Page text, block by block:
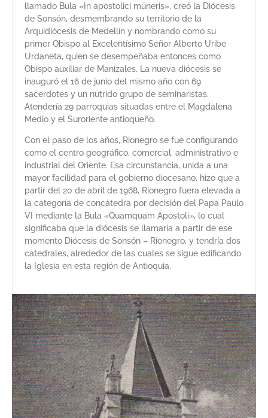
llamado Bula «In apostolici múneris», creó la Diócesis
de Sonsón, desmembrando su territorio de la
Arquidiócesis de Medellín y nombrando como su
primer Obispo al Excelentísimo Señor Alberto Uribe
Urdaneta, quien se desempeñaba entonces como
Obispo auxiliar de Manizales. La nueva diócesis se
inauguró el 16 de junio del mismo año con 69
sacerdotes y un nutrido grupo de seminaristas.
Atendería 29 parroquias situadas entre el Magdalena
Medio y el Suroriente antioqueño.
Con el paso de los años, Rionegro se fue configurando
como el centro geográfico, comercial, administrativo e
industrial del Oriente. Esa circunstancia, unida a una
mayor facilidad para el gobierno diocesano, hizo que a
partir del 20 de abril de 1968, Rionegro fuera elevada a
la categoría de concátedra por decisión del Papa Paulo
VI mediante la Bula «Quamquam Apostoli», lo cual
significaba que la diócesis se llamaría a partir de ese
momento Diócesis de Sonsón – Rionegro, y tendría dos
catedrales, alrededor de las cuales se sigue edificando
la Iglesia en esta región de Antioquia.